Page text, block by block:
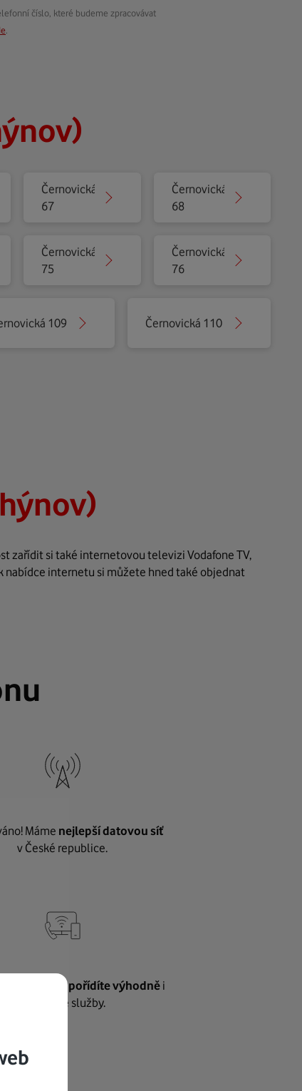
číslo, které budeme zpracovávat
Černovická
67
Černovická
68
Černovická
75
Černovická
76
109 Černovická 110
zařídit si také internetovou televizi Vodafone TV,
nabídce internetu si můžete hned také objednat
Máme nejlepší datovou síť
v České republice.
internetupořídíte výhodněi
další naše služby.